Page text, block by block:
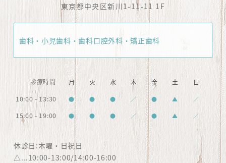
東京都中央区新川1-11-11 1F
歯科・小児歯科・歯科口腔外科・矯正歯科
診療時間 月 火 水 木 金 土 日
10:00 - 13:30 ● ● ● ／ ● ▲ ／
15:00 - 19:00 ● ● ● ／ ● ▲ ／
休診日:木曜・日祝日
△...10:00-13:00/14:00-16:00